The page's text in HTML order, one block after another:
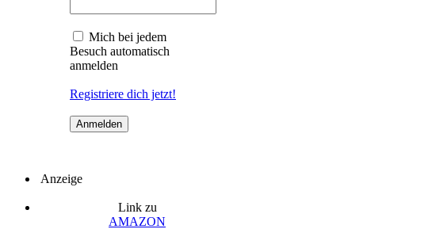
Mich bei jedem
Besuch automatisch
anmelden
Registriere dich jetzt!
Anzeige
Link zu
AMAZON